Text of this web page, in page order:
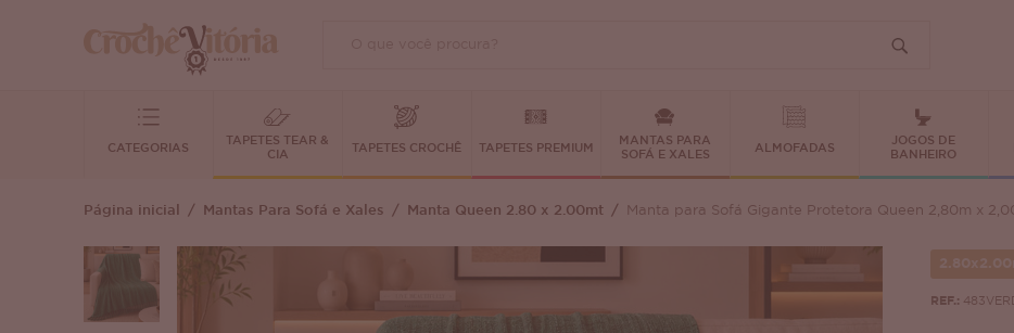
CATEGORIAS
TAPETES TEAR &
CIA
TAPETES CROCHÊ TAPETES PREMIUM
MANTAS PARA
SOFÁ E XALES
ALMOFADAS
JOGOS DE
BANHEIRO
Página inicial Mantas Para Sofá e Xales Manta Queen 2.80 x 2.00mt Manta para Sofá Gigante Protetora Queen 2,80m x
REF.: